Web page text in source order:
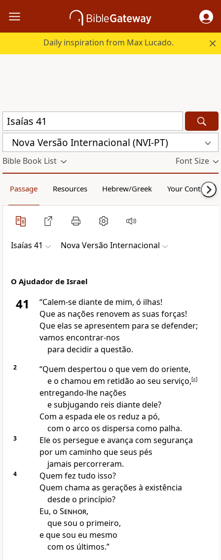
Daily inspiration from Max Lucado.
Nova Versão Internacional (NVI-PT)
Bible Book List Font Size
Passage Resources Hebrew/Greek Your Content
Isaías 41 Nova Versão Internacional
O Ajudador de Israel
41
“Calem-se diante de mim, ó ilhas!
Que as nações renovem as suas forças!
Que elas se apresentem para se defender;
vamos encontrar-nos
para decidir a questão.
2
“Quem despertou o que vem do oriente,
e o chamou em retidão ao seu serviço,[a]
entregando-lhe nações
e subjugando reis diante dele?
Com a espada ele os reduz a pó,
com o arco os dispersa como palha.
3
Ele os persegue e avança com segurança
por um caminho que seus pés
jamais percorreram.
4
Quem fez tudo isso?
Quem chama as gerações à existência
desde o princípio?
Eu, o Senhor,
que sou o primeiro,
e que sou eu mesmo
com os últimos.”